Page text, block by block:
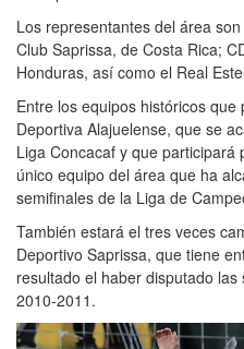
Los representantes del área
Club Saprissa, de Costa Rica;
Honduras, así como el Real
Entre los equipos históricos
Deportiva Alajuelense, que se
Liga Concacaf y que
único equipo del área que ha
semifinales de la Liga de
También estará el tres veces
Deportivo Saprissa, que tiene
resultado el haber disputado
2010-2011.